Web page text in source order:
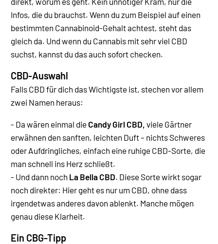
Infos, die du brauchst. Wenn du zum Beispiel auf einen
bestimmten Cannabinoid-Gehalt achtest, steht das
gleich da. Und wenn du Cannabis mit sehr viel CBD
suchst, kannst du das auch sofort checken.
CBD-Auswahl
Falls CBD für dich das Wichtigste ist, stechen vor allem
zwei Namen heraus:
- Da wären einmal die Candy Girl CBD, viele Gärtner
erwähnen den sanften, leichten Duft – nichts Schweres
oder Aufdringliches, einfach eine ruhige CBD-Sorte, die
man schnell ins Herz schließt.
- Und dann noch La Bella CBD. Diese Sorte wirkt sogar
noch direkter: Hier geht es nur um CBD, ohne dass
irgendetwas anderes davon ablenkt. Manche mögen
genau diese Klarheit.
Ein CBG-Tipp